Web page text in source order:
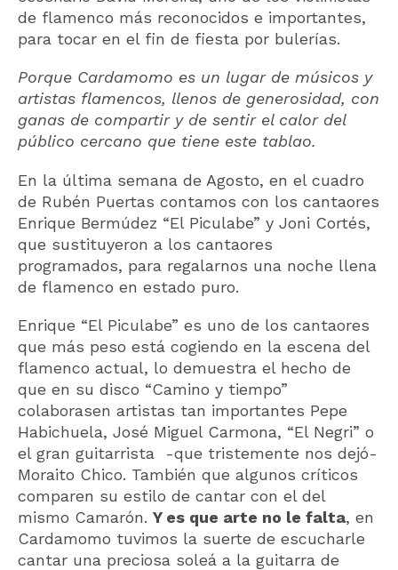
de flamenco más reconocidos e importantes,
para tocar en el fin de fiesta por bulerías.
Porque Cardamomo es un lugar de músicos y
artistas flamencos, llenos de generosidad, con
ganas de compartir y de sentir el calor del
público cercano que tiene este tablao.
En la última semana de Agosto, en el cuadro
de Rubén Puertas contamos con los cantaores
Enrique Bermúdez “El Piculabe” y Joni Cortés,
que sustituyeron a los cantaores
programados, para regalarnos una noche llena
de flamenco en estado puro.
Enrique “El Piculabe” es uno de los cantaores
que más peso está cogiendo en la escena del
flamenco actual, lo demuestra el hecho de
que en su disco “Camino y tiempo”
colaborasen artistas tan importantes Pepe
Habichuela, José Miguel Carmona, “El Negri” o
el gran guitarrista -que tristemente nos dejó-
Moraito Chico. También que algunos críticos
comparen su estilo de cantar con el del
mismo Camarón. Y es que arte no le falta, en
Cardamomo tuvimos la suerte de escucharle
cantar una preciosa soleá a la guitarra de